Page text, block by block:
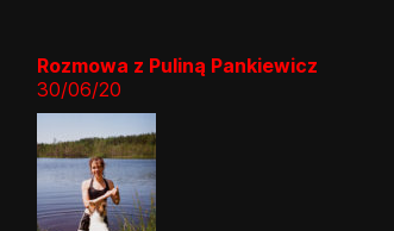
Rozmowa z Puliną Pankiewicz
30/06/20